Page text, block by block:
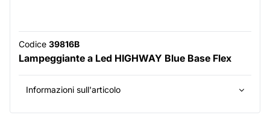
Codice 39816B
Lampeggiante a Led HIGHWAY Blue Base Flex
Informazioni sull'articolo